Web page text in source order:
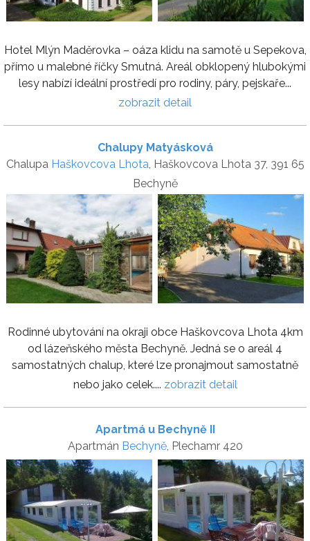
Hotel Mlýn Maděrovka – oáza klidu na samotě u Sepekova,
přímo u malebné říčky Smutná. Areál obklopený hlubokými
lesy nabízí ideální prostředí pro rodiny, páry, pejskaře...
zobrazit detail
Chalupy Matyásková
Chalupa Haškovcova Lhota, Haškovcova Lhota 37, 391 65
Bechyně
Rodinné ubytování na okraji obce Haškovcova Lhota 4km
od lázeňského města Bechyně. Jedná se o areál 4
samostatných chalup, které lze pronajmout samostatně
nebo jako celek.... zobrazit detail
Apartmá u Bechyně II
Apartmán Bechyně, Plechamr 420